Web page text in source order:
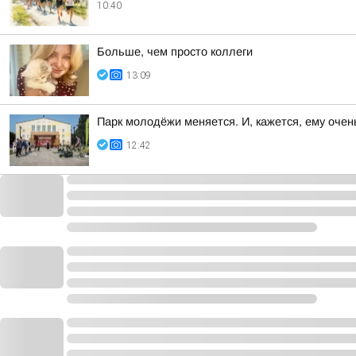
10:40
Больше, чем просто коллеги
13:09
Парк молодёжи меняется. И, кажется, ему
12:42